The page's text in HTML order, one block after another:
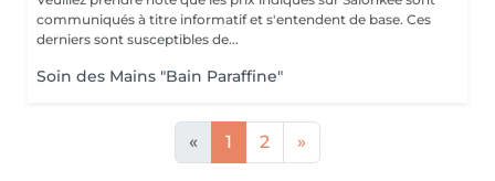
communiqués à titre informatif et s'entendent de base. Ces
derniers sont susceptibles de...
Soin des Mains "Bain Paraffine"
« 1 2 »